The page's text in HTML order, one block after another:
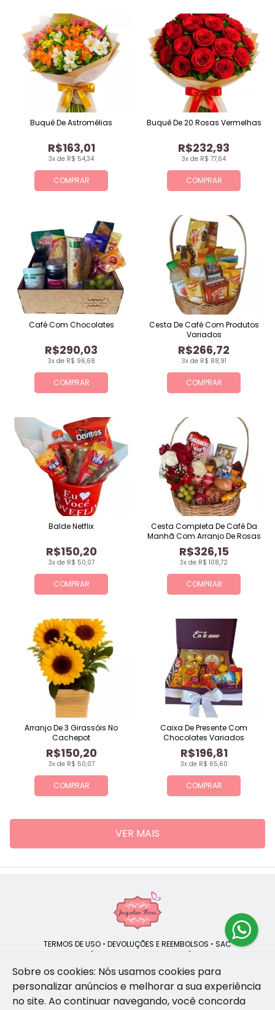
COMPRAR
3x de R$ 54,34
R$163,01
Buquê De Astromélias
COMPRAR
3x de R$ 77,64
R$232,93
Buquê De 20 Rosas Vermelhas
COMPRAR
3x de R$ 96,68
R$290,03
Café Com Chocolates
COMPRAR
3x de R$ 88,91
R$266,72
Cesta De Café Com Produtos
Variados
COMPRAR
3x de R$ 50,07
R$150,20
Balde Netflix
COMPRAR
3x de R$ 108,72
R$326,15
Cesta Completa De Café Da
Manhã Com Arranjo De Rosas
COMPRAR
3x de R$ 50,07
R$150,20
Arranjo De 3 Girassóis No
Cachepot
COMPRAR
3x de R$ 65,60
R$196,81
Caixa De Presente Com
Chocolates Variados
VER MAIS
TERMOS DE USO • DEVOLUÇÕES E REEMBOLSOS • SAC
POLÍTICA DE PRIVACIDADE POLÍTICA DE COOKIES
Jacqueline Flores | CNPJ: 47.335.418/0001-13
Sobre os cookies: Nós usamos cookies para
personalizar anúncios e melhorar a sua experiência
no site. Ao continuar navegando, você concorda